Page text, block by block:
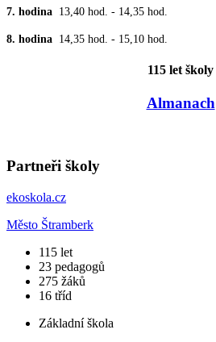
7. hodina 13,40 hod. - 14,35 hod.
8. hodina 14,35 hod. - 15,10 hod.
115 let školy
Almanach
Partneři školy
ekoskola.cz
Město Štramberk
​115 let
23 pedagogů
275 žáků
16 tříd
Základní škola